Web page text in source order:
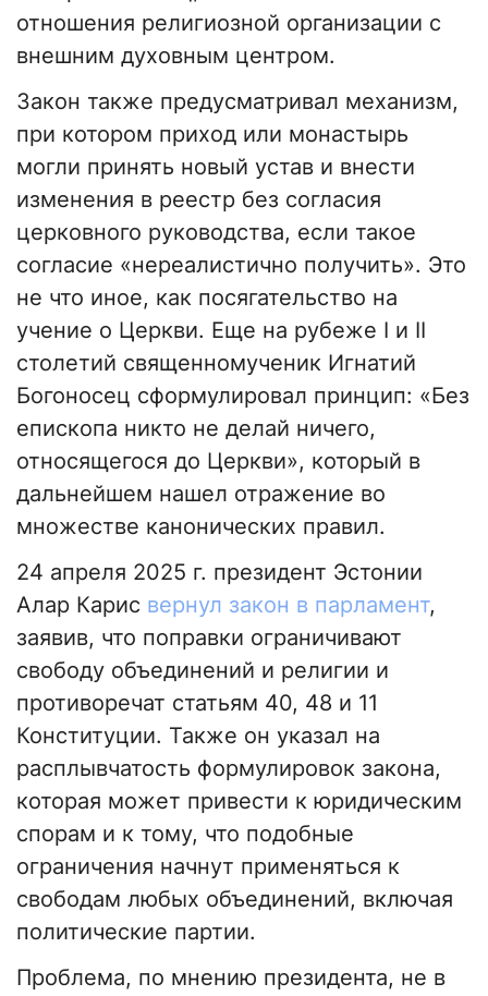
отношения религиозной организации с
внешним духовным центром.
Закон также предусматривал механизм,
при котором приход или монастырь
могли принять новый устав и внести
изменения в реестр без согласия
церковного руководства, если такое
согласие «нереалистично получить». Это
не что иное, как посягательство на
учение о Церкви. Еще на рубеже I и II
столетий священномученик Игнатий
Богоносец сформулировал принцип: «Без
епископа никто не делай ничего,
относящегося до Церкви», который в
дальнейшем нашел отражение во
множестве канонических правил.
24 апреля 2025 г. президент Эстонии
Алар Карис вернул закон в парламент,
заявив, что поправки ограничивают
свободу объединений и религии и
противоречат статьям 40, 48 и 11
Конституции. Также он указал на
расплывчатость формулировок закона,
которая может привести к юридическим
спорам и к тому, что подобные
ограничения начнут применяться к
свободам любых объединений, включая
политические партии.
Проблема, по мнению президента, не в